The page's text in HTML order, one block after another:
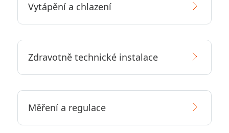
Vytápění a chlazení
Zdravotně technické instalace
Měření a regulace